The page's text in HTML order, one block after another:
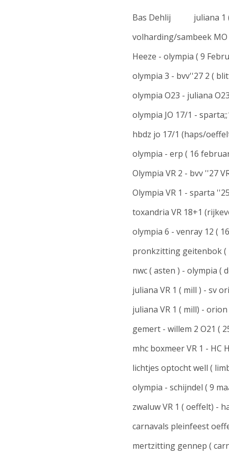
Bas Dehlij
juliana 1
volharding/sambeek
Heeze - olympia ( 9
olympia 3 - bvv''27 2 (
olympia O23 - juliana
olympia JO 17/1 -
hbdz jo 17/1 (haps/
olympia - erp ( 16
Olympia VR 2 - bvv ''27
Olympia VR 1 - sparta
toxandria VR 18+1
olympia 6 - venray 12 (
pronkzitting geitenbok (
nwc ( asten ) - olympia (
juliana VR 1 ( mill ) - sv
juliana VR 1 ( mill) -
gemert - willem 2 O21 (
mhc boxmeer VR 1 - HC
lichtjes optocht well (
olympia - schijndel ( 9
zwaluw VR 1 ( oeffelt) -
carnavals pleinfeest
mertzitting gennep (